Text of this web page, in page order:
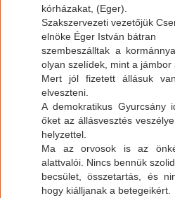
kórházakat, (Eger).
Szakszervezeti vezetőjük
elnöke Éger István bátran
szembeszálltak a
olyan szelídek, mint a jámbor
Mert jól fizetett állásuk
elveszteni.
A demokratikus Gyurcsány
őket az állásvesztés
helyzettel.
Ma az orvosok is az
alattvalói. Nincs bennük
becsület, összetartás, és
hogy kiálljanak a betegeikért.